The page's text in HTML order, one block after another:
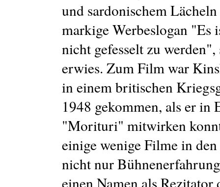
und sardonischem
markige Werbeslogan "Es
nicht gefesselt zu
erwies. Zum Film war
in einem britischen
1948 gekommen, als er in
"Morituri" mitwirken
einige wenige Filme in
nicht nur
einen Namen als